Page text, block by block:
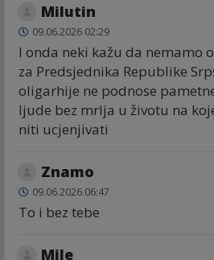
Milutin
09.06.2026 02:29
I onda neki kažu da nemamo
za Predsjednika Republike
oligarhije ne podnose
ljude bez mrlja u životu na
niti ucjenjivati
Znamo
09.06.2026 06:47
To i bez tebe
Mile